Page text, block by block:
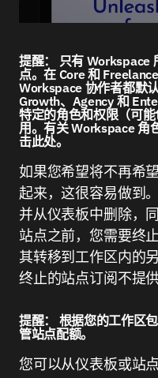
提醒： 只有 Workspace
点。在 Core 和
Workspace 协作者都默
Growth、Agency 和
特定的角色和权限（可
用。有关 Workspace 角
击此处。
如果您希望将不再希
起来，这很容易做到
并从仪表板中删除，
站点之前，您需要终
其转移到工作区内的
终止的站点订阅不提供
提醒： 根据您的工作区
管站点配额。
您可以从仪表板或站